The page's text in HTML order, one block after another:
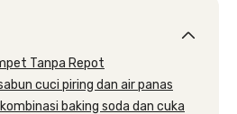
Tanpa Repot
cuci piring dan air panas
baking soda dan cuka